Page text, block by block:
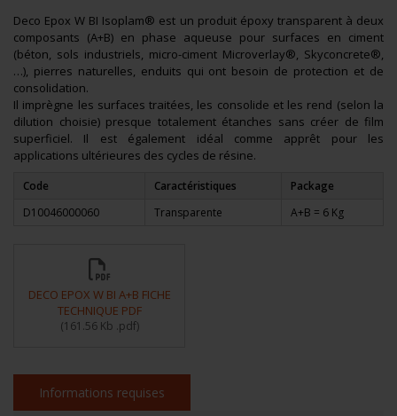
Deco Epox W BI Isoplam® est un produit époxy transparent à deux
composants (A+B) en phase aqueuse pour surfaces en ciment
(béton, sols industriels, micro-ciment Microverlay®, Skyconcrete®,
…), pierres naturelles, enduits qui ont besoin de protection et de
consolidation.
Il imprègne les surfaces traitées, les consolide et les rend (selon la
dilution choisie) presque totalement étanches sans créer de film
superficiel. Il est également idéal comme apprêt pour les
applications ultérieures des cycles de résine.
Code Caractéristiques
Package
D10046000060
Transparente A+B = 6 Kg
DECO EPOX W BI A+B FICHE
TECHNIQUE PDF
(161.56 Kb .pdf)
Informations requises